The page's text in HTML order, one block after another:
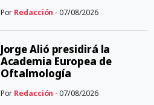
Por Redacción - 07/08/2026
Jorge Alió presidirá la
Academia Europea de
Oftalmología
Por Redacción - 07/08/2026